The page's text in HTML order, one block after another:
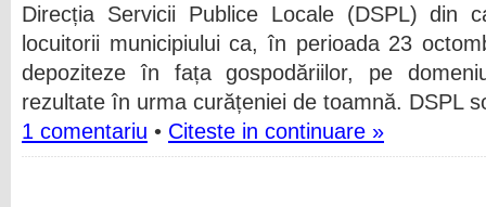
Direcția Servicii Publice Locale (DSPL) din
locuitorii municipiului ca, în perioada 23
depoziteze în fața gospodăriilor, pe
rezultate în urma curățeniei de toamnă. DSPL
1 comentariu • Citeste in continuare »